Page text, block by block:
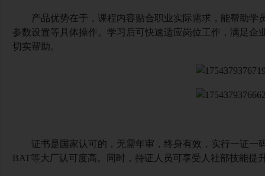
产品优势在于，课程内容贴合职业实际需求，能帮助
参数设置等具体操作。学习后可快速适应岗位工作，满足
切实帮助。
证书是国家认可的，无需年审，终身有效，实行一证
BAT等大厂认可度高。同时，持证人员可享受人社部技能提